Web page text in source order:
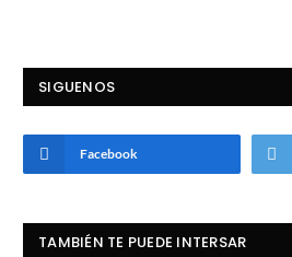
SIGUENOS
Facebook
TAMBIÉN TE PUEDE INTERSAR